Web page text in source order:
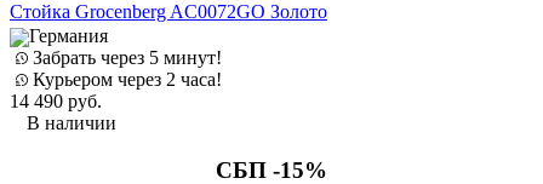
Стойка Grocenberg AC0072GO Золото
Германия
Забрать через 5 минут!
Курьером через 2 часа!
14 490 руб.
В наличии
СБП -15%